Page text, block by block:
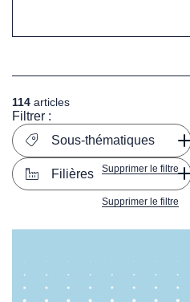
114 articles
Filtrer :
Sous-thématiques
Supprimer le filtre
Filières
Supprimer le filtre